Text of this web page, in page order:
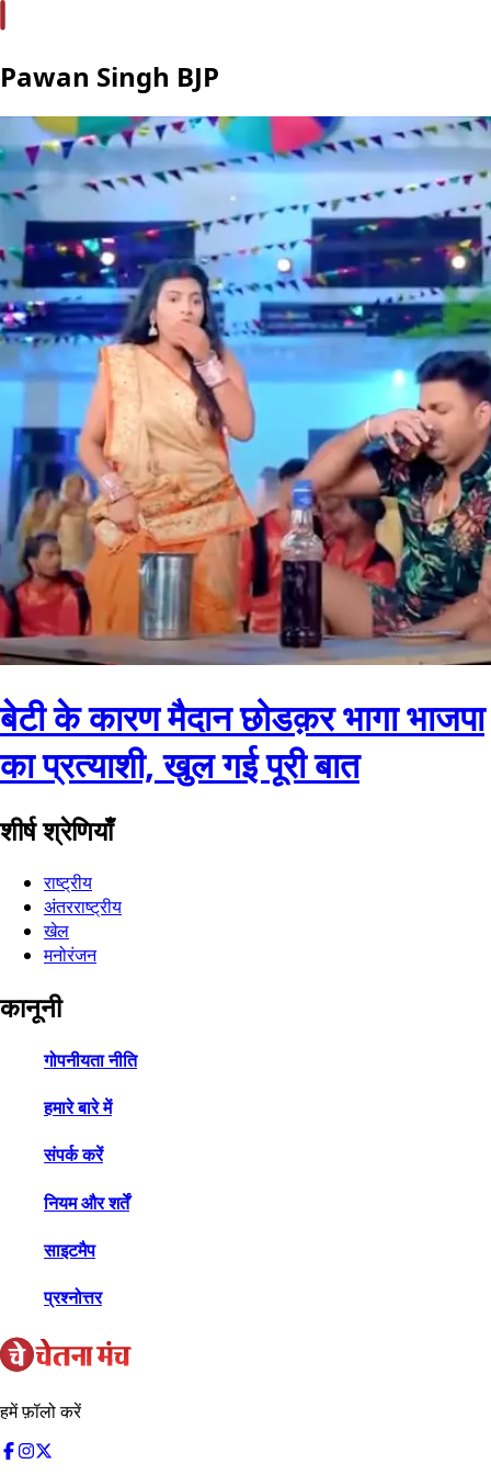
Pawan Singh BJP
बेटी के कारण मैदान छोडक़र भागा भाजपा
का प्रत्याशी, खुल गई पूरी बात
शीर्ष श्रेणियाँ
राष्ट्रीय
अंतरराष्ट्रीय
खेल
मनोरंजन
कानूनी
गोपनीयता नीति
हमारे बारे में
संपर्क करें
नियम और शर्तें
साइटमैप
प्रश्नोत्तर
हमें फ़ॉलो करें